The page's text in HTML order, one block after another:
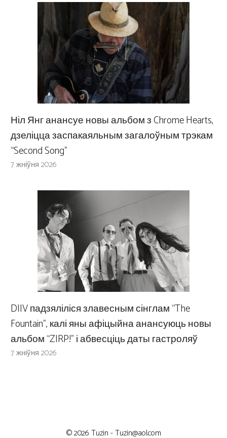
Ніл Янг анансуе новы альбом з Chrome Hearts,
дзеліцца заспакаяльным загалоўным трэкам
“Second Song”
7 жніўня 2026
DIIV падзяліліся злавесным сінглам “The
Fountain”, калі яны афіцыйна анансуюць новы
альбом “ZIRP!” і абвесціць даты гастроляў
7 жніўня 2026
© 2026 Tuzin -Tuzin@aol.com